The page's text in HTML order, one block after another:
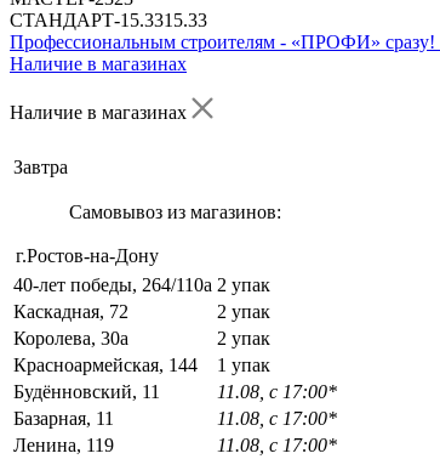
СТАНДАРТ-15.3315.33
Профессиональным строителям - «ПРОФИ» сразу!
Наличие в магазинах
Наличие в магазинах
Завтра
Самовывоз из магазинов:
г.Ростов-на-Дону
40-лет победы, 264/110а 2 упак
Каскадная, 72
2 упак
Королева, 30а
2 упак
Красноармейская, 144
1 упак
Будённовский, 11
11.08, с 17:00*
Базарная, 11
11.08, с 17:00*
Ленина, 119
11.08, с 17:00*